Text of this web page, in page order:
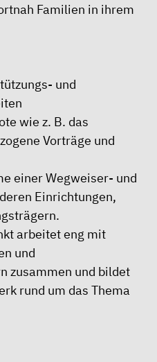
Familien in ihrem
und
wie z. B. das
Vorträge und
einer Wegweiser- und
Einrichtungen,
arbeitet eng mit
und
zusammen und bildet
rund um das Thema